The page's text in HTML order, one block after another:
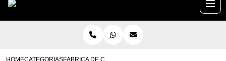
HOMECATEGORIASFÁBRICA DE CAIXA HORTIFRUTI BRANCA CAMPO